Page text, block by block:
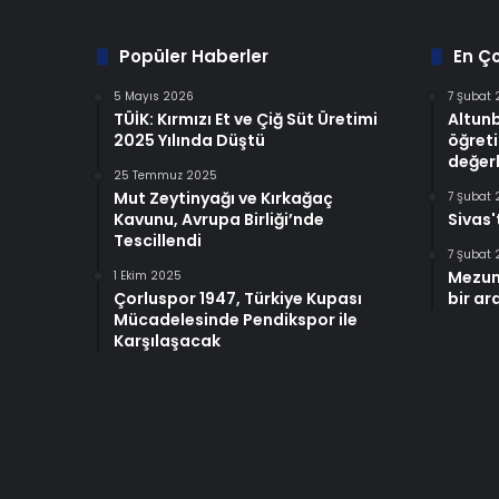
Popüler Haberler
5 Mayıs 2026
TÜİK: Kırmızı Et ve Çiğ Süt Üretimi
2025 Yılında Düştü
25 Temmuz 2025
Mut Zeytinyağı ve Kırkağaç
Kavunu, Avrupa Birliği’nde
Tescillendi
1 Ekim 2025
Çorluspor 1947, Türkiye Kupası
Mücadelesinde Pendikspor ile
Karşılaşacak
En
7 Şubat
7 Şubat
7 Şubat
bir